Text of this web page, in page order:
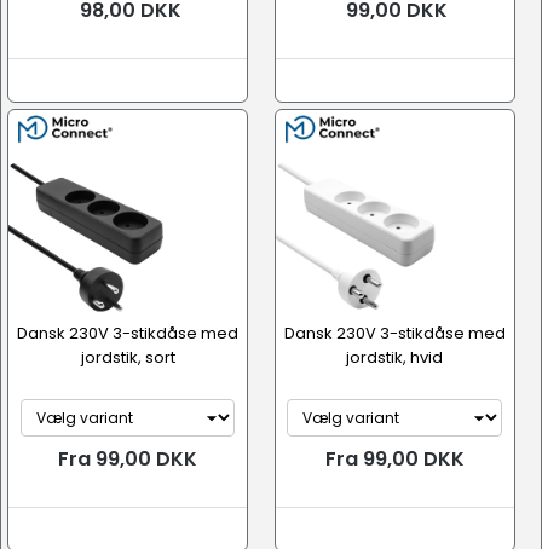
98,00 DKK 99,00 DKK
Dansk 230V 3-stikdåse med
jordstik, sort
Fra 99,00 DKK
Dansk 230V 3-stikdåse med
jordstik, hvid
Fra 99,00 DKK